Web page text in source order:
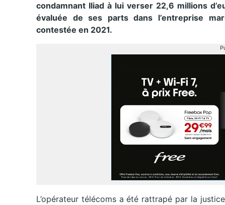
condamnant Iliad à lui verser 22,6 millions
évaluée de ses parts dans l’entreprise
contestée en 2021.
L’opérateur télécoms a été rattrapé par la